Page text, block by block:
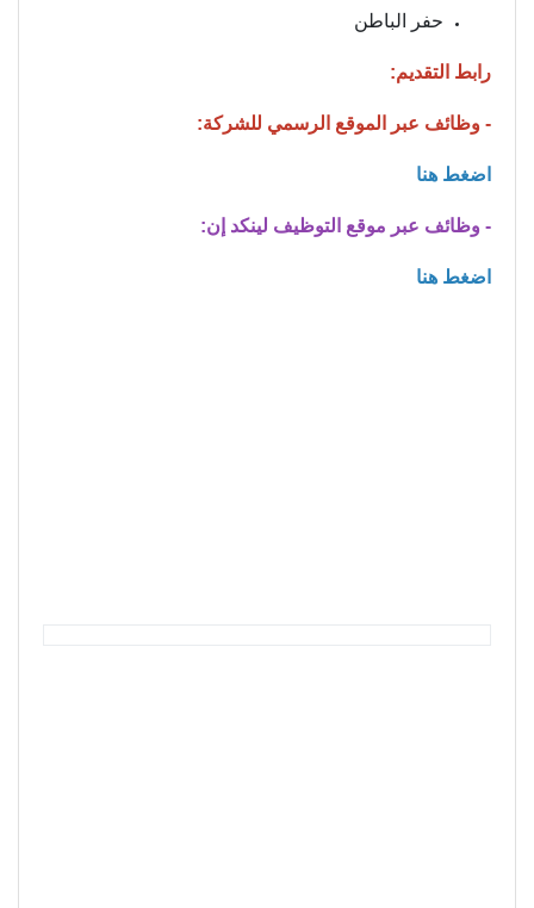
حفر الباطن
رابط التقديم:
- وظائف عبر الموقع الرسمي للشركة:
اضغط هنا
- وظائف عبر موقع التوظيف لينكد إن:
اضغط هنا